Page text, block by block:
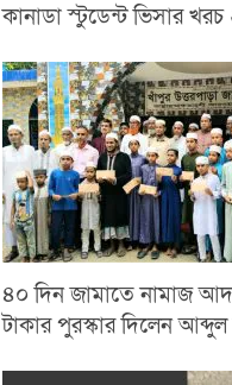
কানাডা স্টুডেন্ট ভিসার
৪০ দিন জামাতে নামাজ
টাকার পুরস্কার দিলেন